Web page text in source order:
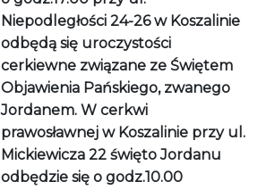
Niepodległości 24-26 w Koszalinie
odbędą się uroczystości
cerkiewne związane ze Świętem
Objawienia Pańskiego, zwanego
Jordanem. W cerkwi
prawosławnej w Koszalinie przy ul.
Mickiewicza 22 święto Jordanu
odbędzie się o godz.10.00